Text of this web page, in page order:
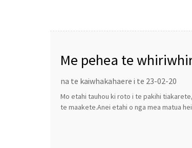
Me pehea te
na te kaiwhakahaere i te 23-02-20
Mo etahi tauhou ki roto i te pakihi
te maakete.Anei etahi o nga mea matua